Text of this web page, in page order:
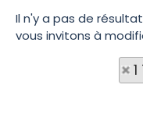
Il n'y a pas de
vous invitons à